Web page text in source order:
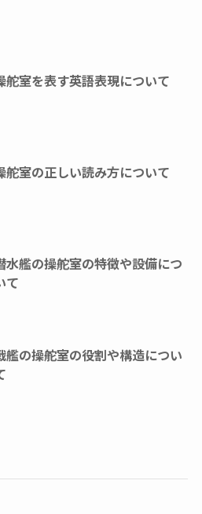
舵室を表す英語表現について
舵室の正しい読み方について
水艦の操舵室の特徴や設備につ
て
艦の操舵室の役割や構造につい